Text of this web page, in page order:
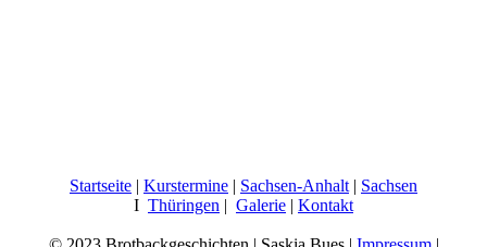
Startseite | Kurstermine | Sachsen-Anhalt | Sachsen
I Thüringen | Galerie | Kontakt